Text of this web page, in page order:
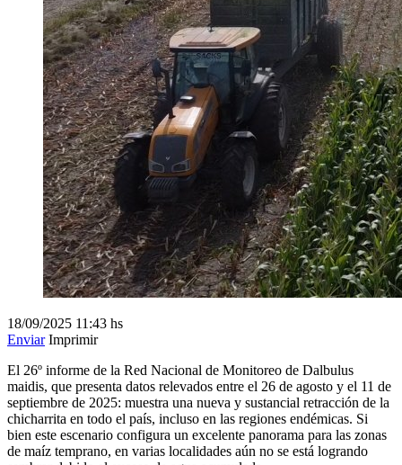
18/09/2025 11:43 hs
Enviar Imprimir
El 26º informe de la Red Nacional de Monitoreo de Dalbulus
maidis, que presenta datos relevados entre el 26 de agosto y el 11 de
septiembre de 2025: muestra una nueva y sustancial retracción de la
chicharrita en todo el país, incluso en las regiones endémicas. Si
bien este escenario configura un excelente panorama para las zonas
de maíz temprano, en varias localidades aún no se está logrando